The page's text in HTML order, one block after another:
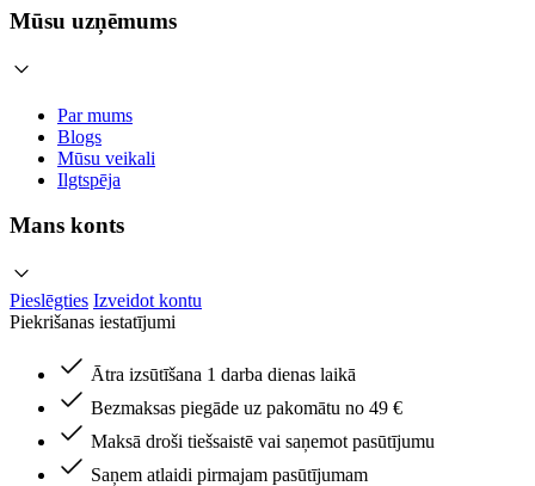
Mūsu uzņēmums
Par mums
Blogs
Mūsu veikali
Ilgtspēja
Mans konts
Pieslēgties Izveidot kontu
Piekrišanas iestatījumi
Ātra izsūtīšana 1 darba dienas laikā
Bezmaksas piegāde uz pakomātu no 49 €
Maksā droši tiešsaistē vai saņemot pasūtījumu
Saņem atlaidi pirmajam pasūtījumam